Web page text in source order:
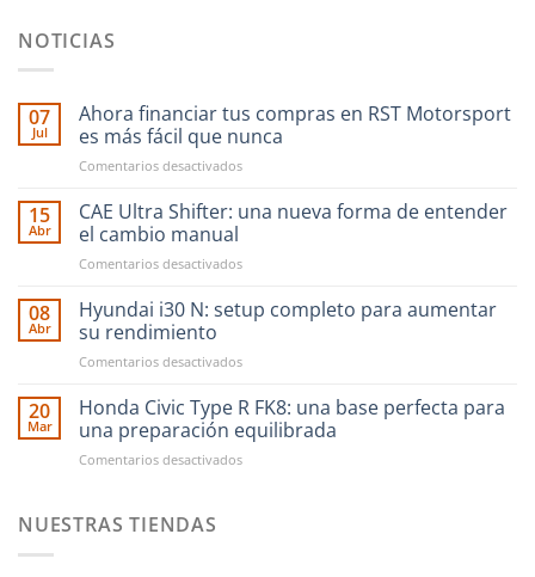
NOTICIAS
07
Jul
Ahora financiar tus compras en RST Motorsport
es más fácil que nunca
Comentarios desactivadosen
financiar
en
Motorsport
fácil
nunca
15
Abr
CAE Ultra Shifter: una nueva forma de entender
el cambio manual
Comentarios desactivadosen
Ultra
Shifter:
nueva
de
entender
cambio
08
Abr
Hyundai i30 N: setup completo para aumentar
su rendimiento
Comentarios desactivadosen
i30
setup
completo
20
Mar
Honda Civic Type R FK8: una base perfecta para
una preparación equilibrada
Comentarios desactivadosen
NUESTRAS TIENDAS